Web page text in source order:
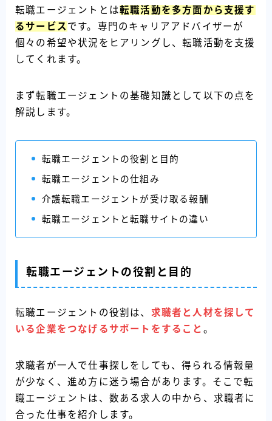
転職エージェントとは転職活動を多方面から支援す
るサービス です。専門のキャリアアドバイザーが
個々の希望や状況をヒアリングし、転職活動を支援
してくれます。
まず転職エージェントの基礎知識として以下の点を
解説します。
転職エージェントの役割と目的
転職エージェントの仕組み
介護転職エージェントが受け取る報酬
転職エージェントと転職サイトの違い
転職エージェントの役割と目的
転職エージェントの役割は、 求職者と人材を探して
いる企業をつなげるサポートをすること 。
求職者が一人で仕事探しをしても、得られる情報量
が少なく、進め方に迷う場合があります。そこで転
職エージェントは、数ある求人の中から、求職者に
合った仕事を紹介します。